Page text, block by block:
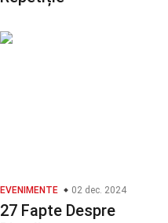
EVENIMENTE 02 dec. 2024
27 Fapte Despre